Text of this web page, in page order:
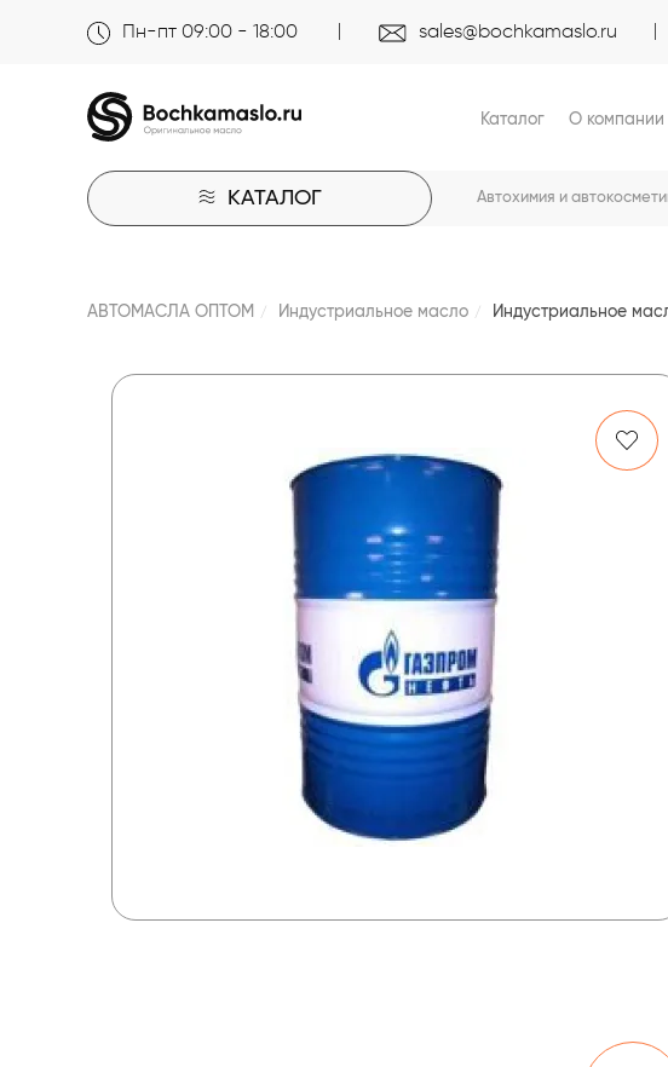
Пн-пт 09:00 - 18:00 sales@bochkamaslo.ru
Каталог О компании
КАТАЛОГ Автохимия и
АВТОМАСЛА ОПТОМ Индустриальное масло Индустриальное